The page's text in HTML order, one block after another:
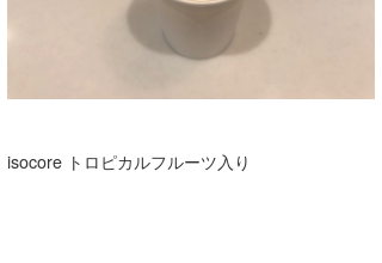
isocore トロピカルフルーツ入り